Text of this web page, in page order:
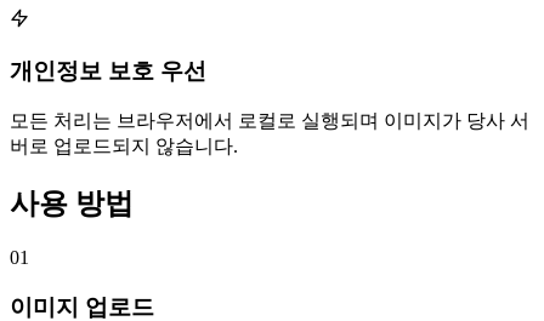
개인정보 보호 우선
모든 처리는 브라우저에서 로컬로 실행되며 이미지가 당사 서
버로 업로드되지 않습니다.
사용 방법
01
이미지 업로드